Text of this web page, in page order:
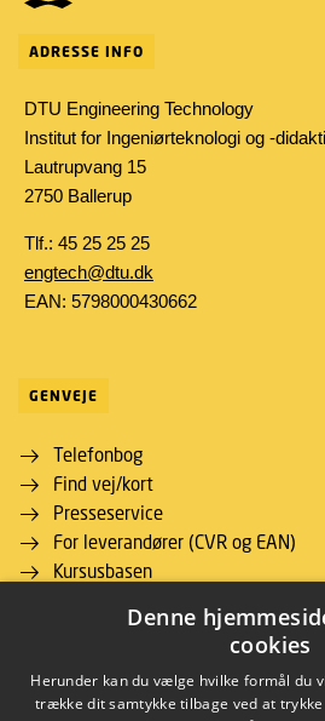
ADRESSE INFO
DTU Engineering Technology
Institut for Ingeniørteknologi og -
Lautrupvang 15
2750 Ballerup
Tlf.: 45 25 25 25
engtech@dtu.dk
EAN: 5798000430662
GENVEJE
Telefonbog
Find vej/kort
Presseservice
For leverandører (CVR og EAN)
Kursusbasen
DTU Inside (login)
Job og Karriere
DTU Alumni
Denne
cookies
Herunder kan du vælge hvilke formål du
trække dit samtykke tilbage ved at